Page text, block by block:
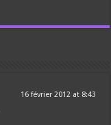
16 février 2012 at 8:43